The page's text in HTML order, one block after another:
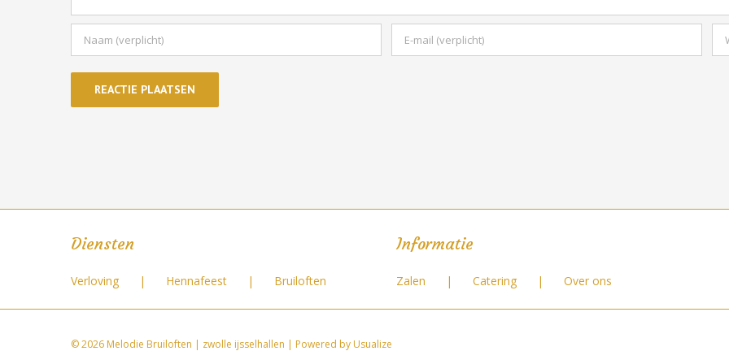
Diensten
Verloving Hennafeest Bruiloften
Informatie
Zalen Catering Over ons
©2026 Melodie Bruiloften | zwolle ijsselhallen | Powered by Usualize